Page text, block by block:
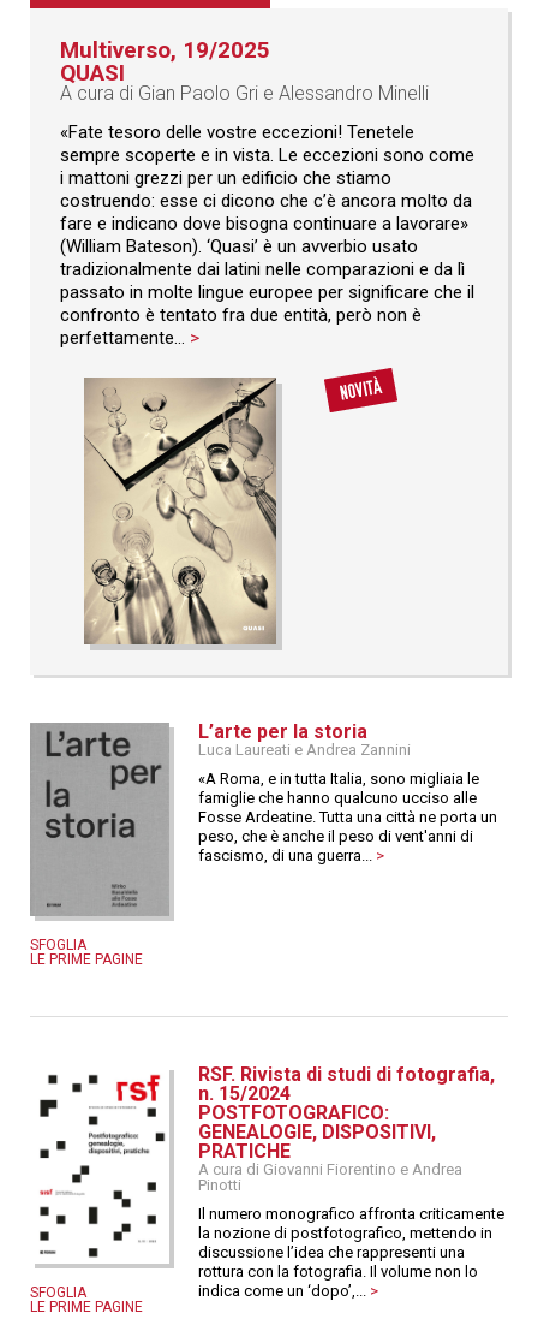
Multiverso, 19/2025
QUASI
A cura di Gian Paolo Gri e Alessandro Minelli
«Fate tesoro delle vostre eccezioni! Tenetele
sempre scoperte e in vista. Le eccezioni sono come
i mattoni grezzi per un edificio che stiamo
costruendo: esse ci dicono che c’è ancora molto da
fare e indicano dove bisogna continuare a lavorare»
(William Bateson). ‘Quasi’ è un avverbio usato
tradizionalmente dai latini nelle comparazioni e da lì
passato in molte lingue europee per significare che il
confronto è tentato fra due entità, però non è
perfettamente... >
SFOGLIA
LE PRIME PAGINE
L’arte per la storia
Luca Laureati e Andrea Zannini
«A Roma, e in tutta Italia, sono migliaia le
famiglie che hanno qualcuno ucciso alle
Fosse Ardeatine. Tutta una città ne porta un
peso, che è anche il peso di vent'anni di
fascismo, di una guerra... >
SFOGLIA
LE PRIME PAGINE
RSF. Rivista di studi di fotografia,
n. 15/2024
POSTFOTOGRAFICO:
GENEALOGIE, DISPOSITIVI,
PRATICHE
A cura di Giovanni Fiorentino e Andrea
Pinotti
Il numero monografico affronta criticamente
la nozione di postfotografico, mettendo in
discussione l’idea che rappresenti una
rottura con la fotografia. Il volume non lo
indica come un ‘dopo’,... >